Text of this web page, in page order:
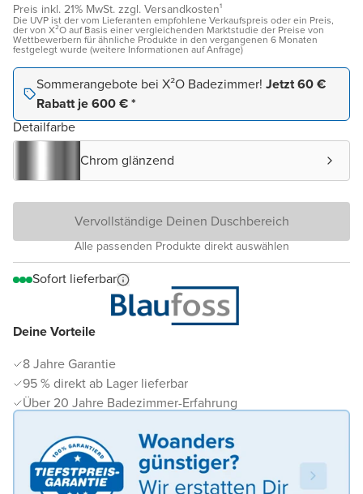
Deine Vorteile
8 Jahre Garantie
95 % direkt ab Lager lieferbar
Über 20 Jahre Badezimmer-Erfahrung
Preis inkl. 21% MwSt. zzgl. Versandkosten¹
Die UVP ist der vom Lieferanten empfohlene Verkaufspreis oder ein Preis,
der von X²O auf Basis einer vergleichenden Marktstudie der Preise von
Wettbewerbern für ähnliche Produkte in den vergangenen 6 Monaten
festgelegt wurde (weitere Informationen auf Anfrage)
Sommerangebote bei X²O Badezimmer! Jetzt 60 €
Rabatt je 600 € *
Detailfarbe
Chrom glänzend
Vervollständige Deinen Duschbereich
Alle passenden Produkte direkt auswählen
Sofort lieferbar